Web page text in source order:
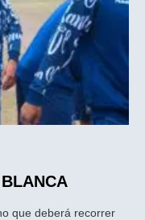
que deberá recorrer